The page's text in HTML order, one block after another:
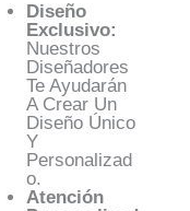
Diseño
Exclusivo:
Nuestros
Diseñadores
Te Ayudarán
A Crear Un
Diseño Único
Y
Personalizad
O.
Atención